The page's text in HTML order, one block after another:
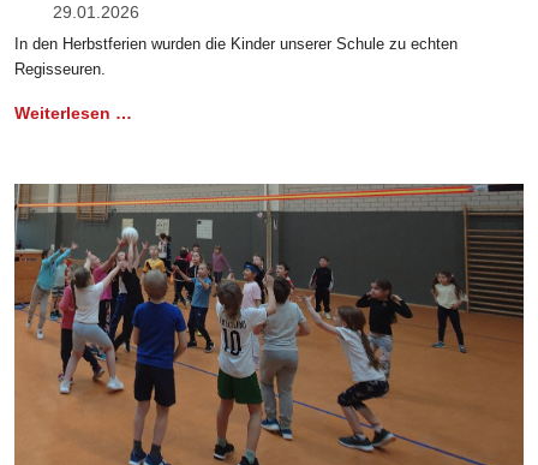
29.01.2026
In den Herbstferien wurden die Kinder unserer Schule zu echten
Regisseuren.
Weiterlesen …